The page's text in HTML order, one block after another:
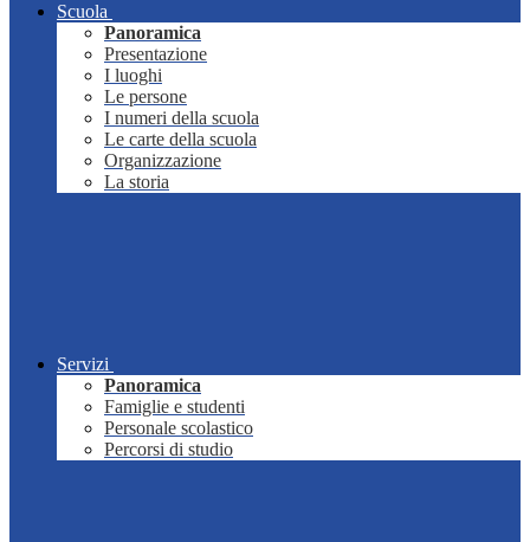
Scuola
Panoramica
Presentazione
I luoghi
Le persone
I numeri della scuola
Le carte della scuola
Organizzazione
La storia
Servizi
Panoramica
Famiglie e studenti
Personale scolastico
Percorsi di studio